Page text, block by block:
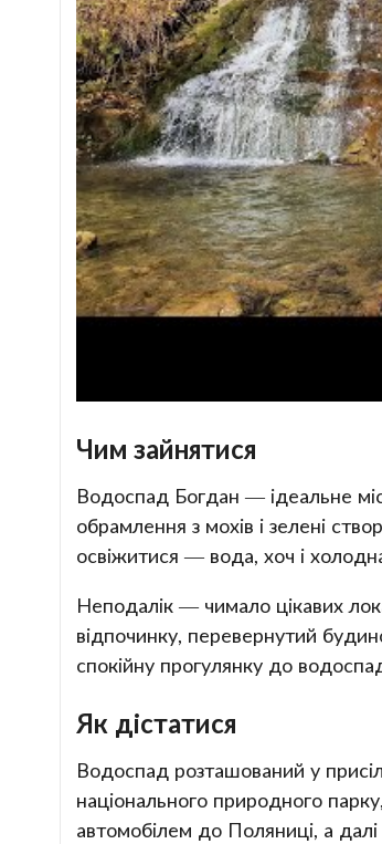
Чим зайнятися
Водоспад Богдан — ідеальне
обрамлення з мохів і зелені
освіжитися — вода, хоч і
Неподалік — чимало цікавих
відпочинку, перевернутий
спокійну прогулянку до
Як дістатися
Водоспад розташований у
національного природного
автомобілем до Поляниці, а